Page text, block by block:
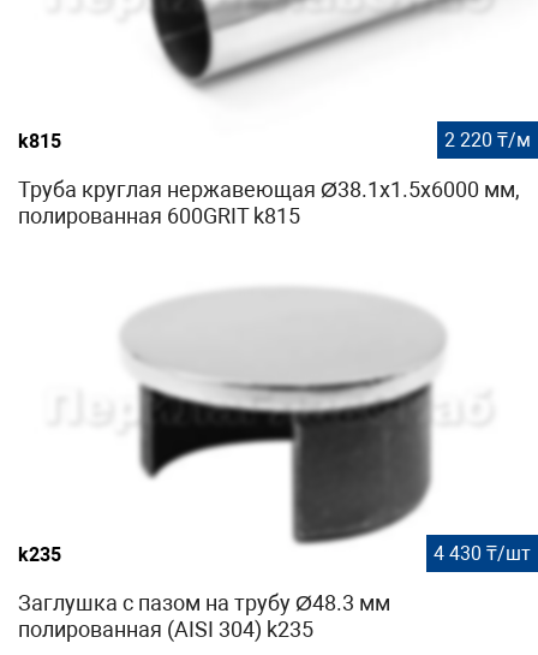
k815 2 220 ₸/м
Труба круглая нержавеющая Ø38.1х1.5х6000 мм,
полированная 600GRIT k815
k235 4 430 ₸/шт
Заглушка с пазом на трубу Ø48.3 мм
полированная (AISI 304) k235